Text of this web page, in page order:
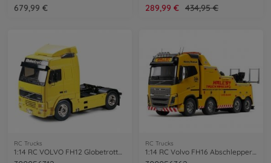
679,99 €
289,99 € 434,95 €
RC Trucks RC Trucks